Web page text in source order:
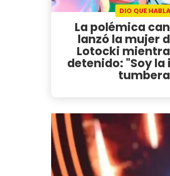
DIO QUE
La polémica
lanzó la mujer
Lotocki
detenido: "Soy